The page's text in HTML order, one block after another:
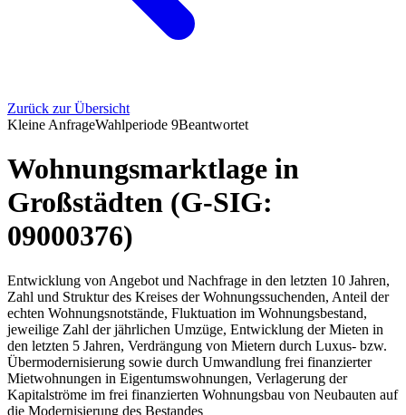
Zurück zur Übersicht
Kleine AnfrageWahlperiode 9Beantwortet
Wohnungsmarktlage in
Großstädten (G-SIG:
09000376)
Entwicklung von Angebot und Nachfrage in den letzten 10 Jahren,
Zahl und Struktur des Kreises der Wohnungssuchenden, Anteil der
echten Wohnungsnotstände, Fluktuation im Wohnungsbestand,
jeweilige Zahl der jährlichen Umzüge, Entwicklung der Mieten in
den letzten 5 Jahren, Verdrängung von Mietern durch Luxus- bzw.
Übermodernisierung sowie durch Umwandlung frei finanzierter
Mietwohnungen in Eigentumswohnungen, Verlagerung der
Kapitalströme im frei finanzierten Wohnungsbau von Neubauten auf
die Modernisierung des Bestandes